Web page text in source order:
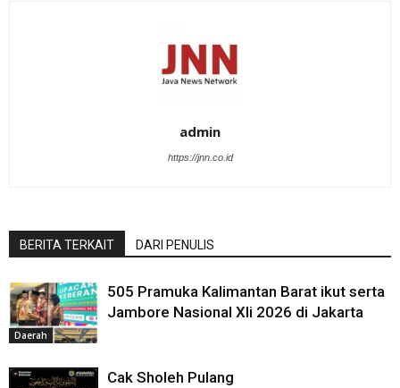
admin
https://jnn.co.id
BERITA TERKAIT DARI PENULIS
Daerah
505 Pramuka Kalimantan Barat ikut serta
Jambore Nasional XIi 2026 di Jakarta
Cak Sholeh Pulang